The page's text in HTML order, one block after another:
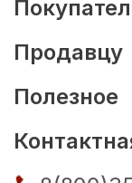
Продавцу
Полезное